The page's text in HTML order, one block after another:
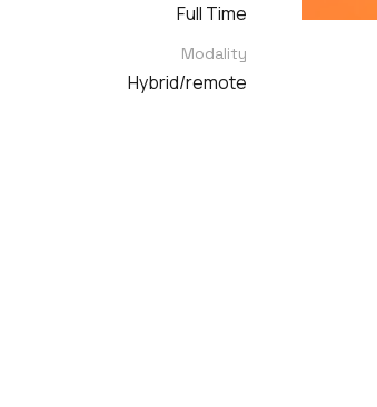
Full Time
Modality
Hybrid/remote